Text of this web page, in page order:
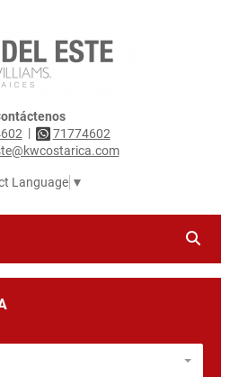
|
71774602
Language ▼